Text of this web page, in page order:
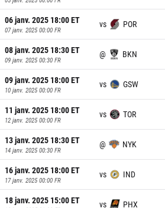
06 janv. 2025 18:00ET
07 janv. 2025 00:00 FR
vs POR
08 janv. 2025 18:30ET
09 janv. 2025 00:30 FR
@ BKN
09 janv. 2025 18:00ET
10 janv. 2025 00:00 FR
vs GSW
11 janv. 2025 18:00ET
12 janv. 2025 00:00 FR
vs TOR
13 janv. 2025 18:30ET
14 janv. 2025 00:30 FR
@ NYK
16 janv. 2025 18:00ET
17 janv. 2025 00:00 FR
vs IND
18 janv. 2025 15:00ET vs PHX